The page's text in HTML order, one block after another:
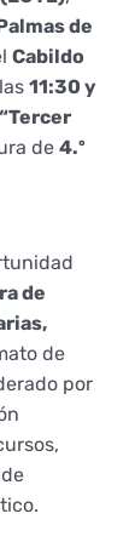
de
Cabildo
11:30 y
“Tercer
de 4.º
de
de
por